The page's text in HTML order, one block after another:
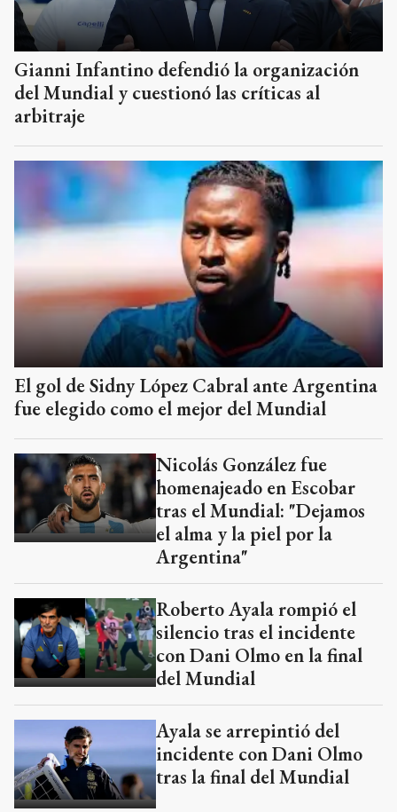
Gianni Infantino defendió la organización
del Mundial y cuestionó las críticas al
arbitraje
El gol de Sidny López Cabral ante Argentina
fue elegido como el mejor del Mundial
Nicolás González fue
homenajeado en Escobar
tras el Mundial: "Dejamos
el alma y la piel por la
Argentina"
Roberto Ayala rompió el
silencio tras el incidente
con Dani Olmo en la final
del Mundial
Ayala se arrepintió del
incidente con Dani Olmo
tras la final del Mundial